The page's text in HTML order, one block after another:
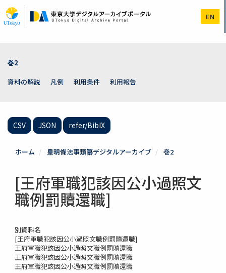
イ
ン
EN
巻2
資料の解説
凡例 利用条件 利用報告
CSV JSON refer/BibIX
ホーム 皇明條法事類纂デジタルアーカイブ 巻2
[王府軍職犯該因公小過照文
職例罰贖還職]
別資料名
[王府軍職犯該因公小過照文職例罰贖還職]
王府軍職犯該因公小過照文職例罰贖還職
王府軍職犯該因公小過照文職例罰贖還職
王府軍職犯該因公小過照文職例罰贖還職